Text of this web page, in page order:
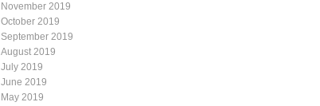
November 2019
October 2019
September 2019
August 2019
July 2019
June 2019
May 2019